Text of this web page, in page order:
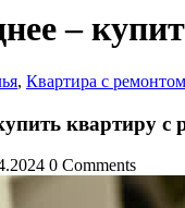
–
, Квартира с ремонтом
квартиру
0 Comments